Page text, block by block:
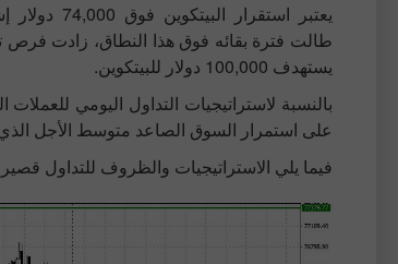
يعتبر
طالت فترة بقائه فوق هذا النطاق، زادت
يستهدف 100,000 دولار للبيتكوين.
بالنسبة لاستراتيجيات التداول اليومي
على استمرار السوق الصاعد متوسط الأجل الذي
فيما يلي الاستراتيجيات والظروف للتداول